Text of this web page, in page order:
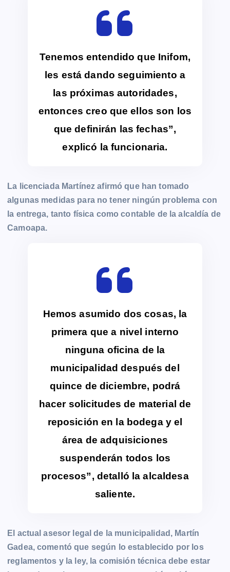
Tenemos entendido que Inifom,
les está dando seguimiento a
las próximas autoridades,
entonces creo que ellos son los
que definirán las fechas”,
explicó la funcionaria.
La licenciada Martínez afirmó que han tomado
algunas medidas para no tener ningún problema con
la entrega, tanto física como contable de la alcaldía de
Camoapa.
Hemos asumido dos cosas, la
primera que a nivel interno
ninguna oficina de la
municipalidad después del
quince de diciembre, podrá
hacer solicitudes de material de
reposición en la bodega y el
área de adquisiciones
suspenderán todos los
procesos”, detalló la alcaldesa
saliente.
El actual asesor legal de la municipalidad, Martín
Gadea, comentó que según lo establecido por los
reglamentos y la ley, la comisión técnica debe estar